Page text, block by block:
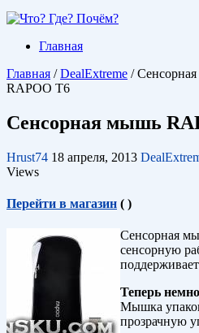
Главная
Главная / DealExtreme /
RAPOO Т6
Сенсорная мышь
Hrust74 18 апреля, 2013
Views
Перейти в магазин ( )
Сенсорная
сенсорную
Теперь
Мышка
прозрачную